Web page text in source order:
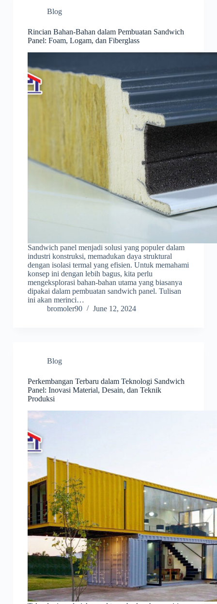
Blog
Rincian Bahan-Bahan dalam Pembuatan Sandwich
Panel: Foam, Logam, dan Fiberglass
Sandwich panel menjadi solusi yang populer dalam
industri konstruksi, memadukan daya struktural
dengan isolasi termal yang efisien. Untuk memahami
konsep ini dengan lebih bagus, kita perlu
mengeksplorasi bahan-bahan utama yang biasanya
dipakai dalam pembuatan sandwich panel. Tulisan
ini akan merinci…
bromoler90
June 12, 2024
Blog
Perkembangan Terbaru dalam Teknologi Sandwich
Panel: Inovasi Material, Desain, dan Teknik
Produksi